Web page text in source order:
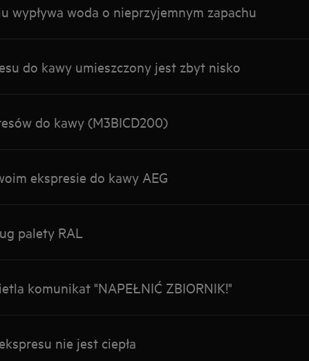
wypływa woda o nieprzyjemnym zapachu
do kawy umieszczony jest zbyt nisko
do kawy (M3BICD200)
ekspresie do kawy AEG
palety RAL
komunikat "NAPEŁNIĆ ZBIORNIK!"
nie jest ciepła